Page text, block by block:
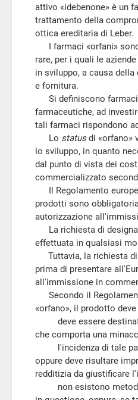
attivo «idebenone» è un
trattamento della
ottica ereditaria di Leber.
I farmaci «orfani»
rare, per i quali le
in sviluppo, a causa
e fornitura.
Si definiscono farmaci
farmaceutiche, ad
tali farmaci rispondono
Lo statusdi «orfano»
lo sviluppo, in quanto
dal punto di vista dei
commercializzato
Il Regolamento
prodotti sono
autorizzazione
La richiesta di
effettuata in qualsiasi
Tuttavia, la richiesta di
prima di presentare
all'immissione in
Secondo il
«orfano», il prodotto
deve essere destinato
che comporta una
l'incidenza di tale
oppure deve risultare
redditizia da giustificare
non esistono metodi